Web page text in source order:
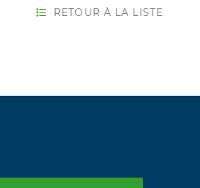
RETOUR À LA LISTE